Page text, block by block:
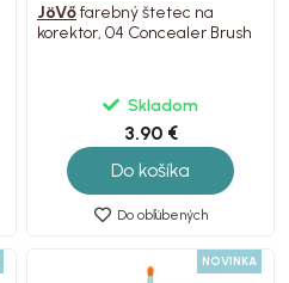
JöVőfarebný štetec na
korektor, 04 Concealer Brush
Skladom
3.90 €
Do košíka
Do obľúbených
NOVINKA